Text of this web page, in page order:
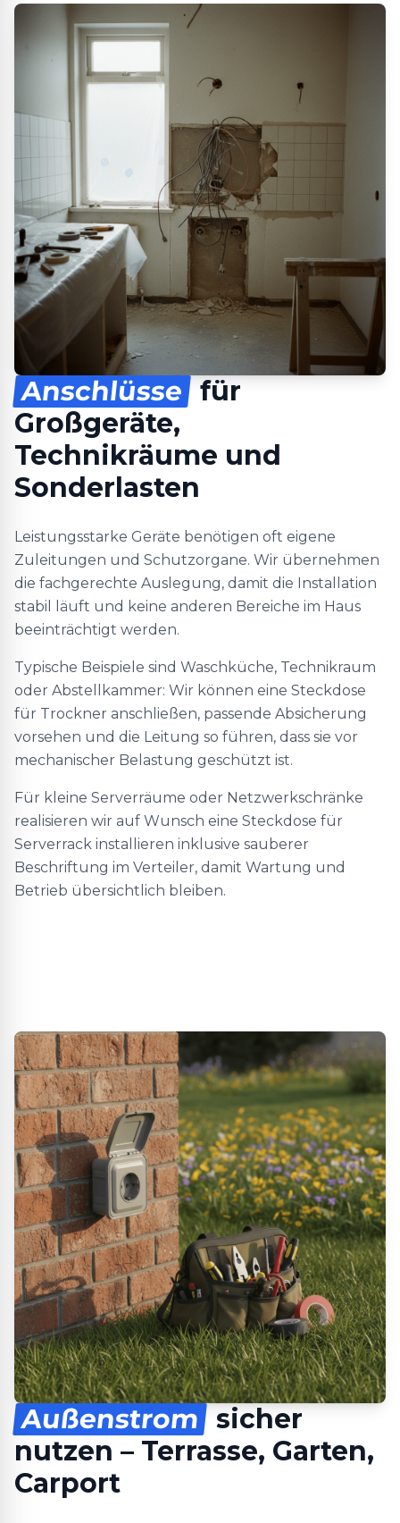
Anschlüsse für
Großgeräte,
Technikräume und
Sonderlasten
Leistungsstarke Geräte benötigen oft eigene
Zuleitungen und Schutzorgane. Wir übernehmen
die fachgerechte Auslegung, damit die Installation
stabil läuft und keine anderen Bereiche im Haus
beeinträchtigt werden.
Typische Beispiele sind Waschküche, Technikraum
oder Abstellkammer: Wir können eine Steckdose
für Trockner anschließen, passende Absicherung
vorsehen und die Leitung so führen, dass sie vor
mechanischer Belastung geschützt ist.
Für kleine Serverräume oder Netzwerkschränke
realisieren wir auf Wunsch eine Steckdose für
Serverrack installieren inklusive sauberer
Beschriftung im Verteiler, damit Wartung und
Betrieb übersichtlich bleiben.
Außenstrom sicher
nutzen – Terrasse, Garten,
Carport